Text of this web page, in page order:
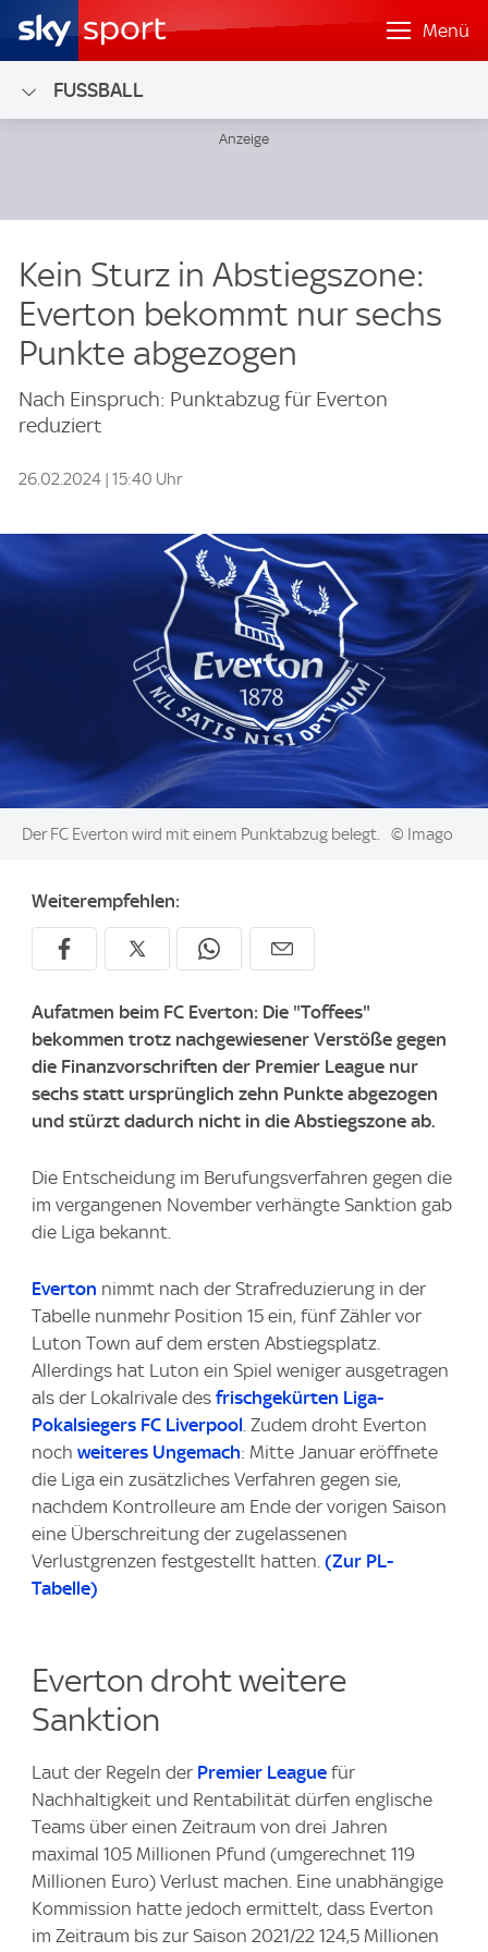
Menü
FUSSBALL
Kein Sturz in Abstiegszone:
Everton bekommt nur sechs
Punkte abgezogen
Nach Einspruch: Punktabzug für Everton
reduziert
26.02.2024 | 15:40 Uhr
Image:
Der FC Everton wird mit einem Punktabzug belegt. © Imago
Weiterempfehlen:
Aufatmen beim FC Everton: Die "Toffees"
bekommen trotz nachgewiesener Verstöße gegen
die Finanzvorschriften der Premier League nur
sechs statt ursprünglich zehn Punkte abgezogen
und stürzt dadurch nicht in die Abstiegszone ab.
Die Entscheidung im Berufungsverfahren gegen die
im vergangenen November verhängte Sanktion gab
die Liga bekannt.
Everton nimmt nach der Strafreduzierung in der
Tabelle nunmehr Position 15 ein, fünf Zähler vor
Luton Town auf dem ersten Abstiegsplatz.
Allerdings hat Luton ein Spiel weniger ausgetragen
als der Lokalrivale des frischgekürten Liga-
Pokalsiegers FC Liverpool. Zudem droht Everton
noch weiteres Ungemach: Mitte Januar eröffnete
die Liga ein zusätzliches Verfahren gegen sie,
nachdem Kontrolleure am Ende der vorigen Saison
eine Überschreitung der zugelassenen
Verlustgrenzen festgestellt hatten. (Zur PL-
Tabelle)
Everton droht weitere
Sanktion
Laut der Regeln der Premier League für
Nachhaltigkeit und Rentabilität dürfen englische
Teams über einen Zeitraum von drei Jahren
maximal 105 Millionen Pfund (umgerechnet 119
Millionen Euro) Verlust machen. Eine unabhängige
Kommission hatte jedoch ermittelt, dass Everton
im Zeitraum bis zur Saison 2021/22 124,5 Millionen